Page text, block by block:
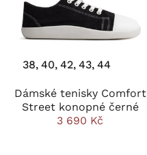
38 40 42 43 44
Dámské tenisky Comfort
Street konopné černé
3 690 Kč